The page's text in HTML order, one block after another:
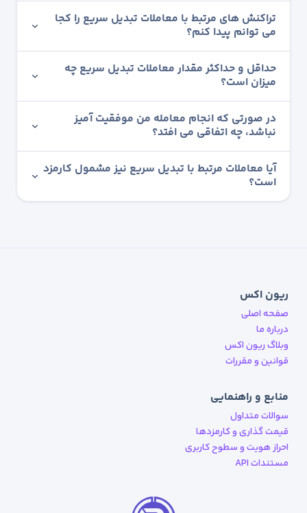
تراکنش های مرتبط با معاملات تبدیل سریع را کجا
می توانم پیدا کنم؟
حداقل و حداکثر مقدار معاملات تبدیل سریع چه
میزان است؟
در صورتی که انجام معامله من موفقیت آمیز
نباشد، چه اتفاقی می افتد؟
آیا معاملات مرتبط با تبدیل سریع نیز مشمول کارمزد
است؟
ریون اکس
صفحه اصلی
درباره ما
وبلاگ ریون اکس
قوانین و مقررات
منابع و راهنمایی
سوالات متداول
قیمت گذاری و کارمزدها
احراز هویت و سطوح کاربری
مستندات API